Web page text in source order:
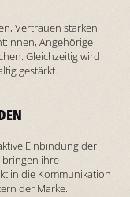
Vertrauen stärken
Angehörige
Gleichzeitig wird
gestärkt.
Einbindung der
bringen ihre
in die Kommunikation
der Marke.